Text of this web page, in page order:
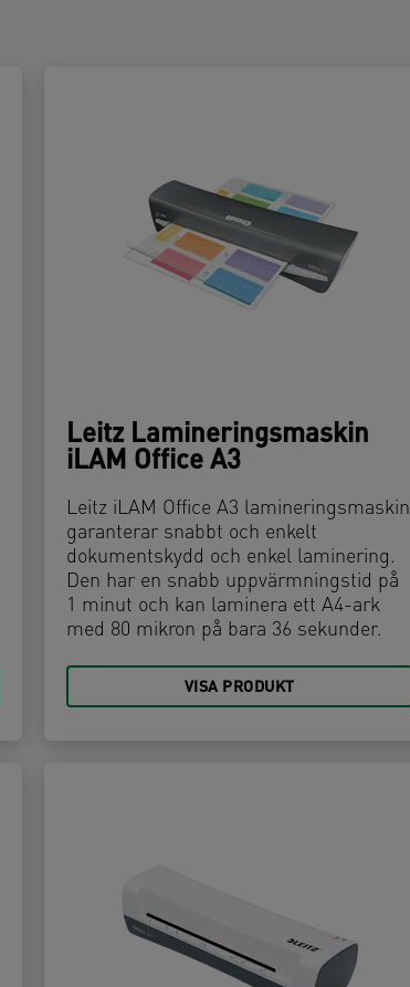
Leitz Lamineringsmaskin
iLAM Office A3
Leitz iLAM Office A3 lamineringsmaskin
garanterar snabbt och enkelt
dokumentskydd och enkel laminering.
Den har en snabb uppvärmningstid på
1 minut och kan laminera ett A4-ark
med 80 mikron på bara 36 sekunder.
VISA PRODUKT